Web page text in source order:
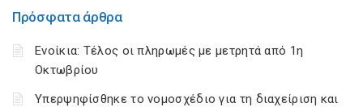
Πρόσφατα άρθρα
Ενοίκια: Τέλος οι πληρωμές με μετρητά από 1η
Οκτωβρίου
Υπερψηφίσθηκε το νομοσχέδιο για τη διαχείριση και